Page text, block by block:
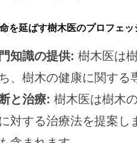
を延ばす樹木医のプロフェッ
知識の提供: 樹木医は
、樹木の健康に関する
と治療: 樹木医は樹木
対する治療法を提案し